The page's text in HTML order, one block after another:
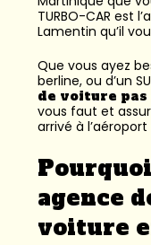
TURBO-CAR est l’
Lamentin qu’il
Que vous ayez
berline, ou d’un
de voiture
vous faut et
arrivé à
agence
voiture